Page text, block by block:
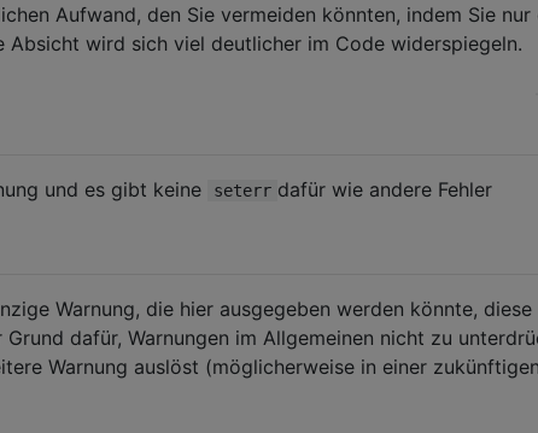
Aufwand, den Sie vermeiden könnten, indem Sie nur
Absicht wird sich viel deutlicher im Code widerspiegeln.
und es gibt keine seterr dafür wie andere Fehler
Warnung, die hier ausgegeben werden könnte, diese
dafür, Warnungen im Allgemeinen nicht zu
Warnung auslöst (möglicherweise in einer zukünftigen